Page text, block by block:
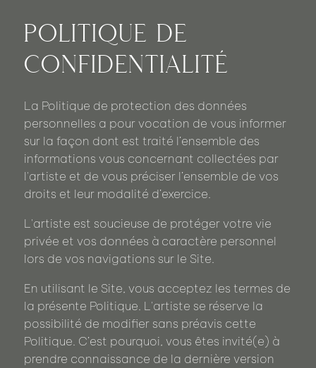
POLITIQUE DE
CONFIDENTIALITÉ
La Politique de protection des données
personnelles a pour vocation de vous informer
sur la façon dont est traité l’ensemble des
informations vous concernant collectées par
l'artiste et de vous préciser l’ensemble de vos
droits et leur modalité d’exercice.
L'artiste est soucieuse de protéger votre vie
privée et vos données à caractère personnel
lors de vos navigations sur le Site.
En utilisant le Site, vous acceptez les termes de
la présente Politique. L'artiste se réserve la
possibilité de modifier sans préavis cette
Politique. C’est pourquoi, vous êtes invité(e) à
prendre connaissance de la dernière version